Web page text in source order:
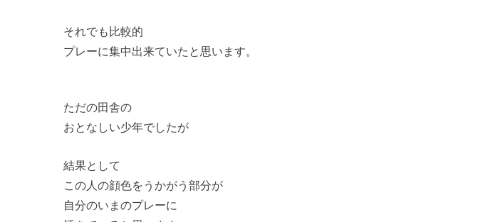
それでも比較的
プレーに集中出来ていたと思います。
ただの田舎の
おとなしい少年でしたが
結果として
この人の顔色をうかがう部分が
自分のいまのプレーに